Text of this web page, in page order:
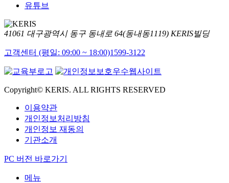
유튜브
41061 대구광역시 동구 동내로 64(동내동1119) KERIS빌딩
고객센터 (평일: 09:00 ~ 18:00)1599-3122
Copyright© KERIS. ALL RIGHTS RESERVED
이용약관
개인정보처리방침
개인정보 재동의
기관소개
PC 버전 바로가기
메뉴